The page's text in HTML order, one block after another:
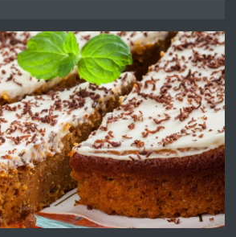
преди 1 година
Работа за общи работници
преди 1 година
Първи поход "По стъпките на Ангел